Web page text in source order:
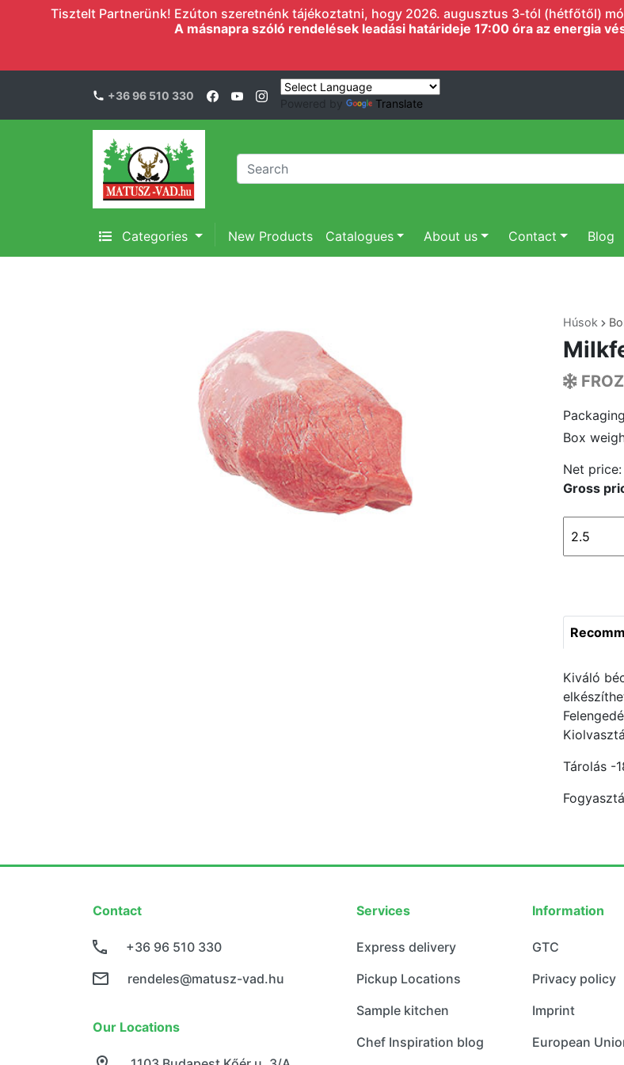
Tisztelt Partnerünk! Ezúton szeretnénk tájékoztatni, hogy 2026. augusztus 3-tól (hétfőtől)
A másnapra szóló rendelések leadási határideje 17:00 óra az energia
+36 96 510 330
Powered by Translate
Categories New Products Catalogues About us Contact Blog
Húsok
Box
Net price:
Gross
Kiváló
Tárolás -
Contact
+36 96 510 330
rendeles@matusz-vad.hu
Our Locations
Services
Express delivery
Pickup Locations
Sample kitchen
Chef Inspiration blog
Information
GTC
Privacy policy
Imprint
European